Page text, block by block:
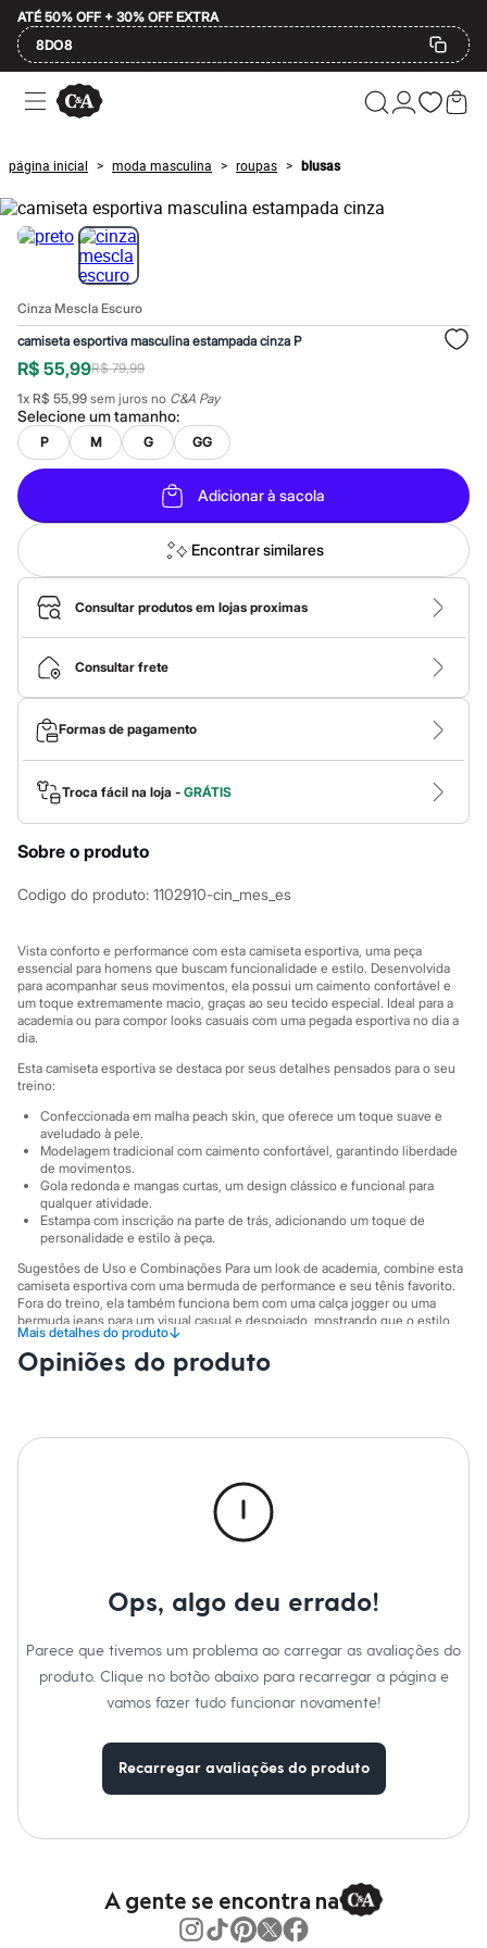
ATÉ 50% OFF + 30% OFF EXTRA
8DO8
Ofertas
Compre por Departamento
Masculino
Infantil
Calçados
Mindse7
Plus Size
Até 20% off
Até 40% off
A partir de 60% off
Feminino
Em alta
Inverno
Alfaiataria
Novidades
Roupas
Blusas e Camisetas
Básicos
Calças
Casacos e Jaquetas
Jeans
Macacões
Saias
Shorts e Bermudas
Vestidos
Acessórios
Bonés e Chapéus
Bijoux
Cintos
Óculos
Relógios
Calçados
Botas
Chinelos
Rasteirinhas
Sandálias
Sapatilhas
Tênis
Marcas
Clock House
Mindset
Sawary
Yessica
Moda esportiva
Acessórios
Blusas
Calçados
Leggings
Shorts e Bermudas
Tops
Moda íntima
Calcinhas
Cintas e Modeladores
Meias
Pijamas
Sutiãs e Tops
Moda praia
Biquínis
Maiôs
Saídas de praia
Personagens
Plus size
Jeans
Bermudas
Camisas
Calças
Camisetas e Regatas
Bolsas e Mochilas
Chapéus e Bonés
Cintos
página inicial > moda masculina > roupas > blusas
Cinza Mescla Escuro
camiseta esportiva masculina estampada cinza P
R$ 55,99R$ 79,99
1x R$ 55,99 sem juros no C&A Pay
Selecione umtamanho:
P M G GG
Adicionar à sacola
Encontrar similares
Consultar produtos em lojas proximas
Consultar frete
Formas de pagamento
Troca fácil na loja - GRÁTIS
Sobre o produto
Codigo do produto: 1102910-cin_mes_es
Vista conforto e performance com esta camiseta esportiva, uma peça
essencial para homens que buscam funcionalidade e estilo. Desenvolvida
para acompanhar seus movimentos, ela possui um caimento confortável e
um toque extremamente macio, graças ao seu tecido especial. Ideal para a
academia ou para compor looks casuais com uma pegada esportiva no dia a
dia.
Esta camiseta esportiva se destaca por seus detalhes pensados para o seu
treino:
Confeccionada em malha peach skin, que oferece um toque suave e
aveludado à pele.
Modelagem tradicional com caimento confortável, garantindo liberdade
de movimentos.
Gola redonda e mangas curtas, um design clássico e funcional para
qualquer atividade.
Estampa com inscrição na parte de trás, adicionando um toque de
personalidade e estilo à peça.
Sugestões de Uso e Combinações Para um look de academia, combine esta
camiseta esportiva com uma bermuda de performance e seu tênis favorito.
Fora do treino, ela também funciona bem com uma calça jogger ou uma
bermuda jeans para um visual casual e despojado, mostrando que o estilo
esportivo pode te acompanhar em todos os momentos.
A gente se encontra na C&A! ❤
Mais detalhes do produto↓
Opiniões do produto
Ops, algo deu errado!
Parece que tivemos um problema ao carregar as avaliações do
produto. Clique no botão abaixo para recarregar a página e
vamos fazer tudo funcionar novamente!
Recarregar avaliações do produto
A gente se encontra na